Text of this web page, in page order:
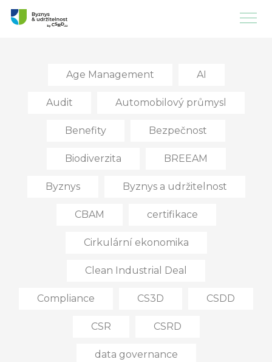
Age Management AI
Audit Automobilový průmysl
Benefity Bezpečnost
Biodiverzita BREEAM
Byznys Byznys a udržitelnost
CBAM certifikace
Cirkulární ekonomika
Clean Industrial Deal
Compliance CS3D CSDD
CSR CSRD
data governance